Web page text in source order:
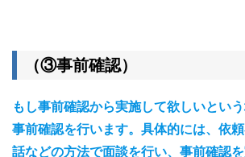
（③事前確認）
もし事前確認から実施して欲しいとい
事前確認を行います。具体的には、 依
話などの方法で面談を行い、事前確認を